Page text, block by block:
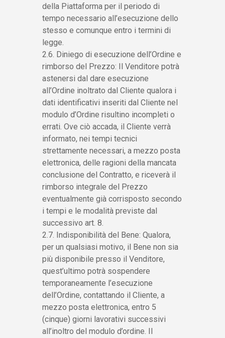
della Piattaforma per il periodo di
tempo necessario all’esecuzione dello
stesso e comunque entro i termini di
legge.
2.6. Diniego di esecuzione dell’Ordine e
rimborso del Prezzo: Il Venditore potrà
astenersi dal dare esecuzione
all’Ordine inoltrato dal Cliente qualora i
dati identificativi inseriti dal Cliente nel
modulo d’Ordine risultino incompleti o
errati. Ove ciò accada, il Cliente verrà
informato, nei tempi tecnici
strettamente necessari, a mezzo posta
elettronica, delle ragioni della mancata
conclusione del Contratto, e riceverà il
rimborso integrale del Prezzo
eventualmente già corrisposto secondo
i tempi e le modalità previste dal
successivo art. 8.
2.7. Indisponibilità del Bene: Qualora,
per un qualsiasi motivo, il Bene non sia
più disponibile presso il Venditore,
quest’ultimo potrà sospendere
temporaneamente l’esecuzione
dell’Ordine, contattando il Cliente, a
mezzo posta elettronica, entro 5
(cinque) giorni lavorativi successivi
all’inoltro del modulo d’ordine. Il